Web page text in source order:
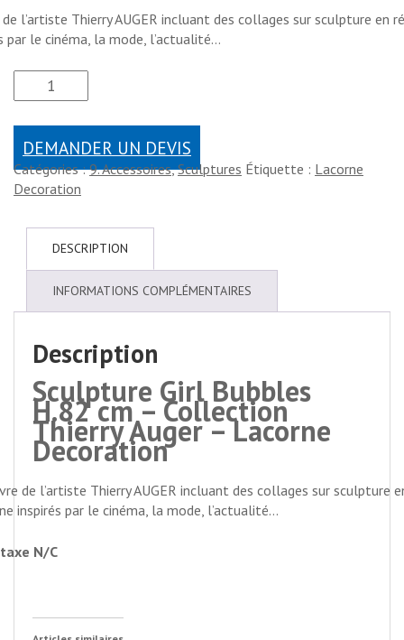
l’artiste Thierry AUGER incluant des collages sur sculpture en
par le cinéma, la mode, l’actualité…
DEMANDER UN DEVIS
Catégories :9. Accessoires,Sculptures Étiquette : Lacorne
Decoration
DESCRIPTION
INFORMATIONS COMPLÉMENTAIRES
Description
Sculpture Girl Bubbles
H.82 cm – Collection
Thierry Auger – Lacorne
Decoration
de l’artiste Thierry AUGER incluant des collages sur sculpture
inspirés par le cinéma, la mode, l’actualité…
N/C